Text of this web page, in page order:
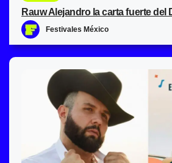
Rauw Alejandro la carta fuerte del
Festivales México